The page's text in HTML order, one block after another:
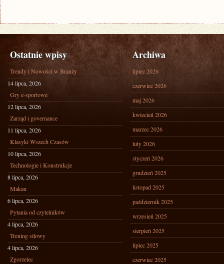
Ostatnie wpisy
Trendy i Nowości w Branży
14 lipca, 2026
Gry e-sportowe
12 lipca, 2026
Zarząd i governance
11 lipca, 2026
Klasyki Wszech Czasów
10 lipca, 2026
Technologie i Konstrukcje
8 lipca, 2026
Makau
6 lipca, 2026
Pytania od czytelników
4 lipca, 2026
Trening siłowy
4 lipca, 2026
Zgorzelec
Archiwa
lipiec 2026
czerwiec 2026
maj 2026
kwiecień 2026
marzec 2026
luty 2026
styczeń 2026
grudzień 2025
listopad 2025
październik 2025
wrzesień 2025
sierpień 2025
lipiec 2025
czerwiec 2025